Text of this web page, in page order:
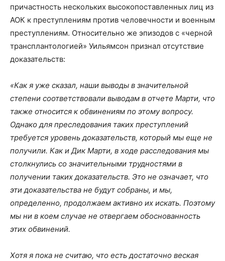
причастность нескольких высокопоставленных лиц из
АОК к преступлениям против человечности и военным
преступлениям. Относительно же эпизодов с «черной
трансплантологией» Уильямсон признал отсутствие
доказательств:
«Как я уже сказал, наши выводы в значительной
степени соответствовали выводам в отчете Марти, что
также относится к обвинениям по этому вопросу.
Однако для преследования таких преступлений
требуется уровень доказательств, который мы еще не
получили. Как и Дик Марти, в ходе расследования мы
столкнулись со значительными трудностями в
получении таких доказательств. Это не означает, что
эти доказательства не будут собраны, и мы,
определенно, продолжаем активно их искать. Поэтому
мы ни в коем случае не отвергаем обоснованность
этих обвинений.
Хотя я пока не считаю, что есть достаточно веская